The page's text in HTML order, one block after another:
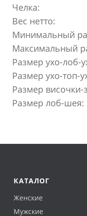
Челка:
Вес нетто:
Минимальный
Максимальный
Размер ухо-лоб-
Размер ухо-топ-
Размер височки-
Размер лоб-шея:
КАТАЛОГ
Женские
Мужские